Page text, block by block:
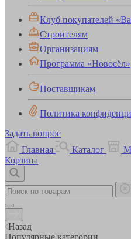
Клуб покупателей
Строителям
Организациям
Программа «Новосёл»
Поставщикам
Политика
Задать вопрос
Главная
Каталог
Корзина
Назад
Популярные категории